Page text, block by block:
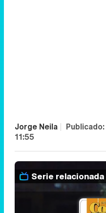
Jorge Neila | Publicado:
11:55
Serie relacionada